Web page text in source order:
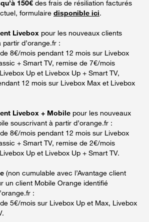
150€ des frais de résiliation facturés
formulaire disponible ici.
Livebox pour les nouveaux clients
d’orange.fr :
8€/mois pendant 12 mois sur Livebox
+ Smart TV, remise de 7€/mois
Up et Livebox Up + Smart TV,
12 mois sur Livebox Max et Livebox
Livebox + Mobile pour les nouveaux
souscrivant à partir d’orange.fr :
8€/mois pendant 12 mois sur Livebox
+ Smart TV, remise de 2€/mois
Up et Livebox Up + Smart TV.
(non cumulable avec l’Avantage client
un client Mobile Orange identifié
:
5€/mois sur Livebox Up et Max, Livebox